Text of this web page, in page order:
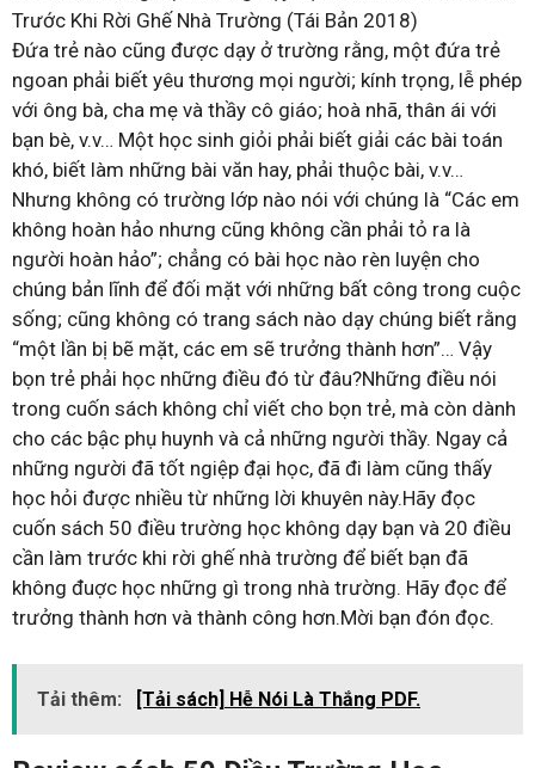
Trước Khi Rời Ghế Nhà Trường (Tái Bản 2018)
Đứa trẻ nào cũng được dạy ở trường rằng, một đứa trẻ
ngoan phải biết yêu thương mọi người; kính trọng, lễ phép
với ông bà, cha mẹ và thầy cô giáo; hoà nhã, thân ái với
bạn bè, v.v… Một học sinh giỏi phải biết giải các bài toán
khó, biết làm những bài văn hay, phải thuộc bài, v.v…
Nhưng không có trường lớp nào nói với chúng là “Các em
không hoàn hảo nhưng cũng không cần phải tỏ ra là
người hoàn hảo”; chẳng có bài học nào rèn luyện cho
chúng bản lĩnh để đối mặt với những bất công trong cuộc
sống; cũng không có trang sách nào dạy chúng biết rằng
“một lần bị bẽ mặt, các em sẽ trưởng thành hơn”… Vậy
bọn trẻ phải học những điều đó từ đâu?Những điều nói
trong cuốn sách không chỉ viết cho bọn trẻ, mà còn dành
cho các bậc phụ huynh và cả những người thầy. Ngay cả
những người đã tốt ngiệp đại học, đã đi làm cũng thấy
học hỏi được nhiều từ những lời khuyên này.Hãy đọc
cuốn sách 50 điều trường học không dạy bạn và 20 điều
cần làm trước khi rời ghế nhà trường để biết bạn đã
không đuợc học những gì trong nhà trường. Hãy đọc để
trưởng thành hơn và thành công hơn.Mời bạn đón đọc.
Tải thêm: [Tải sách] Hễ Nói Là Thắng PDF.